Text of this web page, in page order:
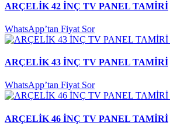
ARÇELİK 42 İNÇ TV PANEL TAMİRİ
WhatsApp’tan Fiyat Sor
ARÇELİK 43 İNÇ TV PANEL TAMİRİ
WhatsApp’tan Fiyat Sor
ARÇELİK 46 İNÇ TV PANEL TAMİRİ